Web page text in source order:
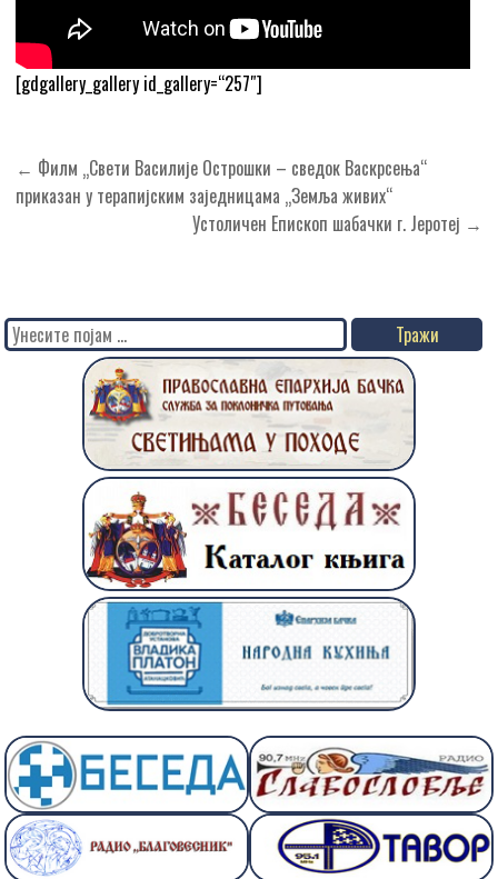
[gdgallery_gallery id_gallery=“257″]
Кретање
чланка
← Филм „Свети Василије Острошки – сведок Васкрсења“
приказан у терапијским заједницама „Земља живих“
Устоличен Епископ шабачки г. Јеротеј →
Search
for: